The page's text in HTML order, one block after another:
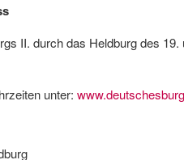
II. durch das Heldburg des
unter: